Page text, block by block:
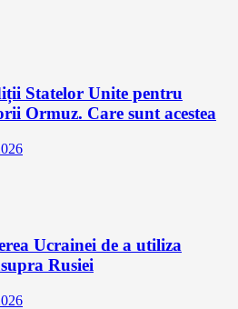
Statelor Unite pentru
Ormuz. Care sunt acestea
Ucrainei de a utiliza
Rusiei